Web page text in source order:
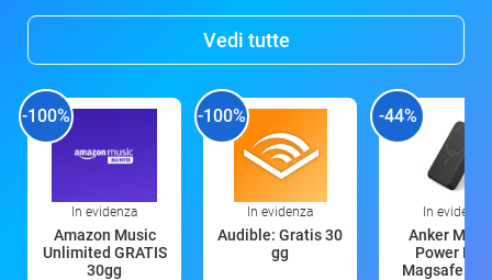
Vedi tutte
-100%
In evidenza
Amazon Music
Unlimited GRATIS
30gg
-100%
In evidenza
Audible: Gratis 30
gg
-44%
In evidenza
Anker
Power
Magsafe